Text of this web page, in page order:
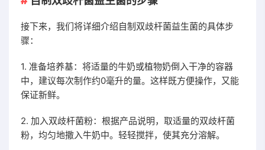
接下来，我们将详细介绍自制双歧杆菌益生菌的具体步
骤：
1. 准备培养基：将适量的牛奶或植物奶倒入干净的容器
中，建议每次制作约0毫升的量。这样既方便操作，又能
保证新鲜。
2. 加入双歧杆菌粉：根据产品说明，取适量的双歧杆菌
粉，均匀地撒入牛奶中。轻轻搅拌，使其充分溶解。